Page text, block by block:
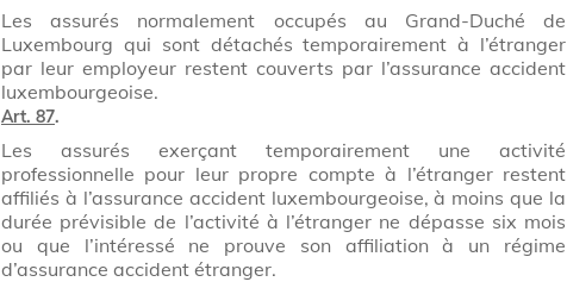
Les assurés normalement occupés au Grand-Duché de
Luxembourg qui sont détachés temporairement à l’étranger
par leur employeur restent couverts par l’assurance accident
luxembourgeoise.
Art. 87.
Les assurés exerçant temporairement une activité
professionnelle pour leur propre compte à l’étranger restent
affiliés à l’assurance accident luxembourgeoise, à moins que la
durée prévisible de l’activité à l’étranger ne dépasse six mois
ou que l’intéressé ne prouve son affiliation à un régime
d’assurance accident étranger.